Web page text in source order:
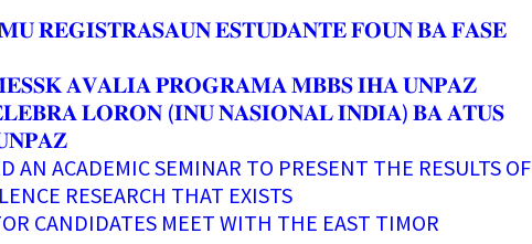
𝐑𝐄𝐆𝐈𝐒𝐓𝐑𝐀𝐒𝐀𝐔𝐍 𝐄𝐒𝐓𝐔𝐃𝐀𝐍𝐓𝐄 𝐅𝐎𝐔𝐍 𝐁𝐀 𝐅𝐀𝐒𝐄
𝐀𝐕𝐀𝐋𝐈𝐀 𝐏𝐑𝐎𝐆𝐑𝐀𝐌𝐀 𝐌𝐁𝐁𝐒 𝐈𝐇𝐀 𝐔𝐍𝐏𝐀𝐙
𝐋𝐎𝐑𝐎𝐍 (𝐈𝐍𝐔 𝐍𝐀𝐒𝐈𝐎𝐍𝐀𝐋 𝐈𝐍𝐃𝐈𝐀) 𝐁𝐀 𝐀𝐓𝐔𝐒
AN ACADEMIC SEMINAR TO PRESENT THE RESULTS OF
RESEARCH THAT EXISTS
CANDIDATES MEET WITH THE EAST TIMOR